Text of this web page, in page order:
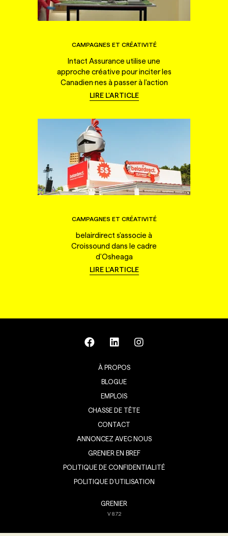
CAMPAGNES ET CRÉATIVITÉ
Intact Assurance utilise une
approche créative pour inciter les
Canadien·nes à passer à l'action
LIRE L'ARTICLE
CAMPAGNES ET CRÉATIVITÉ
belairdirect s'associe à
Croissound dans le cadre
d'Osheaga
LIRE L'ARTICLE
À PROPOS
BLOGUE
EMPLOIS
CHASSE DE TÊTE
CONTACT
ANNONCEZ AVEC NOUS
GRENIER EN BREF
POLITIQUE DE CONFIDENTIALITÉ
POLITIQUE D’UTILISATION
GRENIER
V8.7.2